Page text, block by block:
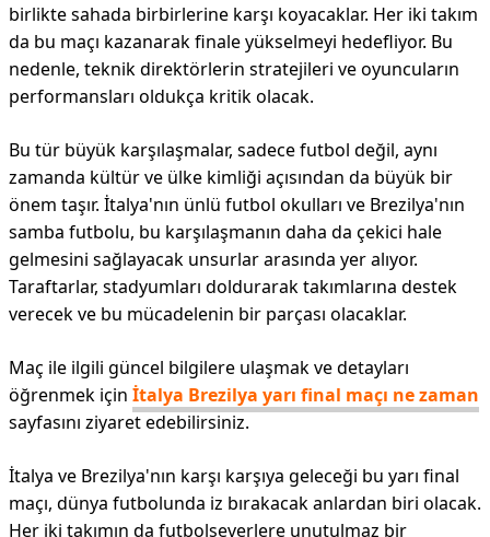
birlikte sahada birbirlerine karşı koyacaklar. Her iki takım
da bu maçı kazanarak finale yükselmeyi hedefliyor. Bu
nedenle, teknik direktörlerin stratejileri ve oyuncuların
performansları oldukça kritik olacak.
Bu tür büyük karşılaşmalar, sadece futbol değil, aynı
zamanda kültür ve ülke kimliği açısından da büyük bir
önem taşır. İtalya'nın ünlü futbol okulları ve Brezilya'nın
samba futbolu, bu karşılaşmanın daha da çekici hale
gelmesini sağlayacak unsurlar arasında yer alıyor.
Taraftarlar, stadyumları doldurarak takımlarına destek
verecek ve bu mücadelenin bir parçası olacaklar.
Maç ile ilgili güncel bilgilere ulaşmak ve detayları
öğrenmek için İtalya Brezilya yarı final maçı ne zaman
sayfasını ziyaret edebilirsiniz.
İtalya ve Brezilya'nın karşı karşıya geleceği bu yarı final
maçı, dünya futbolunda iz bırakacak anlardan biri olacak.
Her iki takımın da futbolseverlere unutulmaz bir